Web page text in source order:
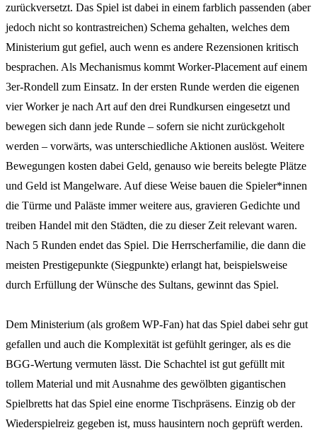
zurückversetzt. Das Spiel ist dabei in einem farblich passenden (aber
jedoch nicht so kontrastreichen) Schema gehalten, welches dem
Ministerium gut gefiel, auch wenn es andere Rezensionen kritisch
besprachen. Als Mechanismus kommt Worker-Placement auf einem
3er-Rondell zum Einsatz. In der ersten Runde werden die eigenen
vier Worker je nach Art auf den drei Rundkursen eingesetzt und
bewegen sich dann jede Runde – sofern sie nicht zurückgeholt
werden – vorwärts, was unterschiedliche Aktionen auslöst. Weitere
Bewegungen kosten dabei Geld, genauso wie bereits belegte Plätze
und Geld ist Mangelware. Auf diese Weise bauen die Spieler*innen
die Türme und Paläste immer weitere aus, gravieren Gedichte und
treiben Handel mit den Städten, die zu dieser Zeit relevant waren.
Nach 5 Runden endet das Spiel. Die Herrscherfamilie, die dann die
meisten Prestigepunkte (Siegpunkte) erlangt hat, beispielsweise
durch Erfüllung der Wünsche des Sultans, gewinnt das Spiel.
Dem Ministerium (als großem WP-Fan) hat das Spiel dabei sehr gut
gefallen und auch die Komplexität ist gefühlt geringer, als es die
BGG-Wertung vermuten lässt. Die Schachtel ist gut gefüllt mit
tollem Material und mit Ausnahme des gewölbten gigantischen
Spielbretts hat das Spiel eine enorme Tischpräsens. Einzig ob der
Wiederspielreiz gegeben ist, muss hausintern noch geprüft werden.